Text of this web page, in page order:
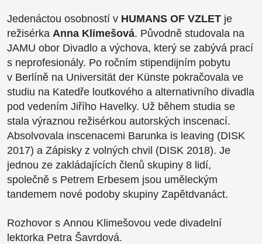
Jedenáctou osobností v HUMANS OF VZLET je
režisérka Anna Klimešová. Původně studovala na
JAMU obor Divadlo a výchova, který se zabývá prací
s neprofesionály. Po ročním stipendijním pobytu
v Berlíně na Universität der Künste pokračovala ve
studiu na Katedře loutkového a alternativního divadla
pod vedením Jiřího Havelky. Už během studia se
stala výraznou režisérkou autorských inscenací.
Absolvovala inscenacemi Barunka is leaving (DISK
2017) a Zápisky z volných chvil (DISK 2018). Je
jednou ze zakládajících členů skupiny 8 lidí,
společně s Petrem Erbesem jsou uměleckým
tandemem nové podoby skupiny Zapětdvanáct.
Rozhovor s Annou Klimešovou vede divadelní
lektorka Petra Šavrdová.